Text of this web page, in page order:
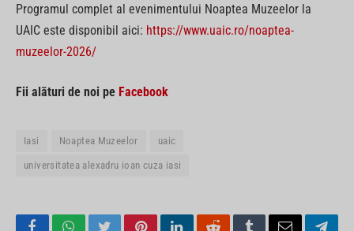
Programul complet al evenimentului Noaptea Muzeelor la
UAIC este disponibil aici: https://www.uaic.ro/noaptea-
muzeelor-2026/
Fii alături de noi pe Facebook
Iasi Noaptea Muzeelor uaic
universitatea alexadru ioan cuza iasi